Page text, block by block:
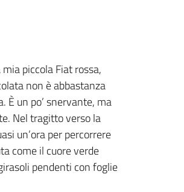
piccola Fiat rossa,
non è abbastanza
È un po’ snervante, ma
Nel tragitto verso la
un’ora per percorrere
come il cuore verde
pendenti con foglie